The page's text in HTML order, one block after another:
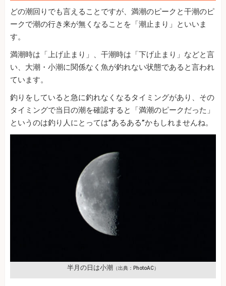
どの潮回りでも言えることですが、満潮のピークと干潮のピ
ークで潮の行き来が無くなることを「潮止まり」といいま
す。
満潮時は「上げ止まり」、干潮時は「下げ止まり」などと言
い、大潮・小潮に関係なく魚が釣れない状態であると言われ
ています。
釣りをしていると急に釣れなくなるタイミングがあり、その
タイミングで当日の潮を確認すると「満潮のピークだった」
というのは釣り人にとっては”あるある”かもしれませんね。
半月の日は小潮 （出典：PhotoAC）